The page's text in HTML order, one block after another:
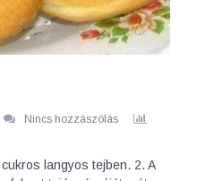
Nincs hozzászólás
langyos tejben. 2. A